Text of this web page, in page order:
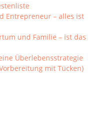
Entrepreneur – alles ist
und Familie – ist das
Überlebensstrategie
mit Tücken)